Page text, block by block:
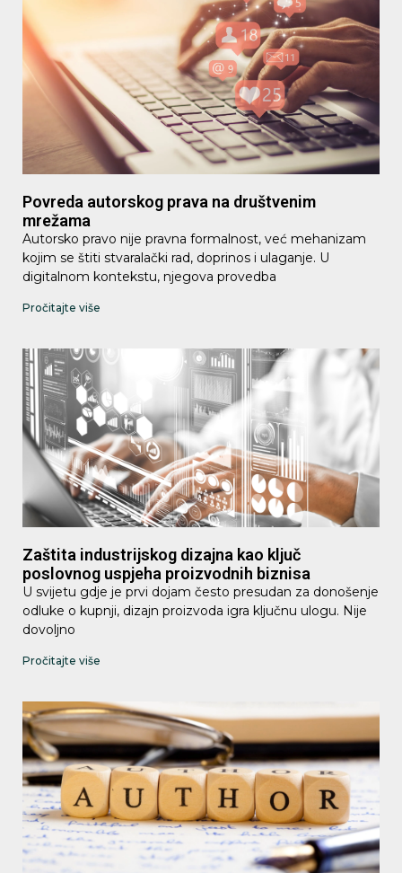
Povreda autorskog prava na društvenim
mrežama
Autorsko pravo nije pravna formalnost, već mehanizam
kojim se štiti stvaralački rad, doprinos i ulaganje. U
digitalnom kontekstu, njegova provedba
Pročitajte više
Zaštita industrijskog dizajna kao ključ
poslovnog uspjeha proizvodnih biznisa
U svijetu gdje je prvi dojam često presudan za donošenje
odluke o kupnji, dizajn proizvoda igra ključnu ulogu. Nije
dovoljno
Pročitajte više